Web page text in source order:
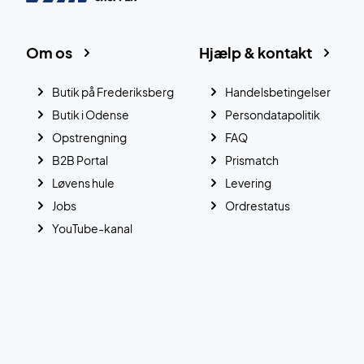
Hjælp & kontakt
Handelsbetingelser
Persondatapolitik
FAQ
Prismatch
Levering
Ordrestatus
Om os
Butik på Frederiksberg
Butik i Odense
Opstrengning
B2B Portal
Løvens hule
Jobs
YouTube-kanal